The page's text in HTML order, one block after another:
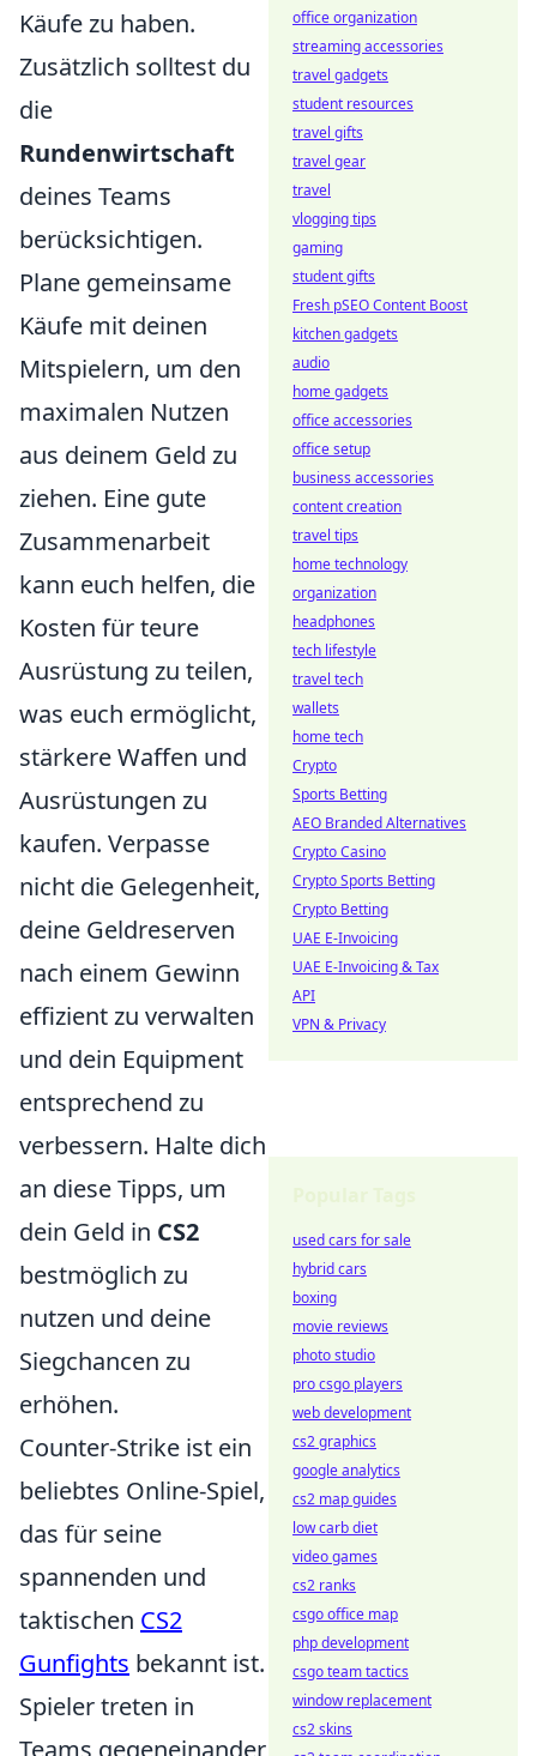
Käufe zu haben.
Zusätzlich solltest du
die
Rundenwirtschaft
deines Teams
berücksichtigen.
Plane gemeinsame
Käufe mit deinen
Mitspielern, um den
maximalen Nutzen
aus deinem Geld zu
ziehen. Eine gute
Zusammenarbeit
kann euch helfen, die
Kosten für teure
Ausrüstung zu teilen,
was euch ermöglicht,
stärkere Waffen und
Ausrüstungen zu
kaufen. Verpasse
nicht die Gelegenheit,
deine Geldreserven
nach einem Gewinn
effizient zu verwalten
und dein Equipment
entsprechend zu
verbessern. Halte dich
an diese Tipps, um
dein Geld in CS2
bestmöglich zu
nutzen und deine
Siegchancen zu
erhöhen.
Counter-Strike ist ein
beliebtes Online-Spiel,
das für seine
spannenden und
taktischen CS2
Gunfights bekannt ist.
Spieler treten in
Teams gegeneinander
office organization
streaming accessories
travel gadgets
student resources
travel gifts
travel gear
travel
vlogging tips
gaming
student gifts
Fresh pSEO Content Boost
kitchen gadgets
audio
home gadgets
office accessories
office setup
business accessories
content creation
travel tips
home technology
organization
headphones
tech lifestyle
travel tech
wallets
home tech
Crypto
Sports Betting
AEO Branded Alternatives
Crypto Casino
Crypto Sports Betting
Crypto Betting
UAE E-Invoicing
UAE E-Invoicing & Tax
API
VPN & Privacy
used cars for sale
hybrid cars
boxing
movie reviews
photo studio
pro csgo players
web development
cs2 graphics
google analytics
cs2 map guides
low carb diet
video games
cs2 ranks
csgo office map
php development
csgo team tactics
window replacement
cs2 skins